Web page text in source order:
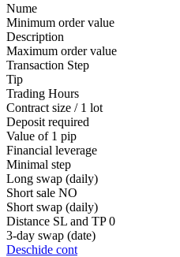
Nume
Minimum order value
Description
Maximum order value
Transaction Step
Tip
Trading Hours
Contract size / 1 lot
Deposit required
Value of 1 pip
Financial leverage
Minimal step
Long swap (daily)
Short sale NO
Short swap (daily)
Distance SL and TP 0
3-day swap (date)
Deschide cont